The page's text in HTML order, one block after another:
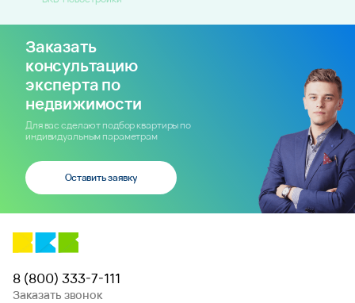
Заказать
консультацию
эксперта по
недвижимости
Для вас сделают подбор квартиры по
индивидуальным параметрам
Оставить заявку
8 (800) 333-7-111
Заказать звонок